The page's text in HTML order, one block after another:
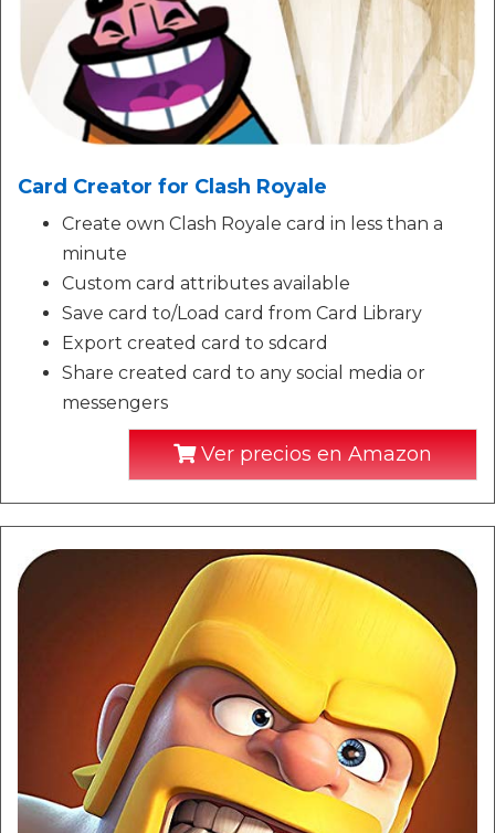
Card Creator for Clash Royale
Create own Clash Royale card in less than a
minute
Custom card attributes available
Save card to/Load card from Card Library
Export created card to sdcard
Share created card to any social media or
messengers
Ver precios en Amazon